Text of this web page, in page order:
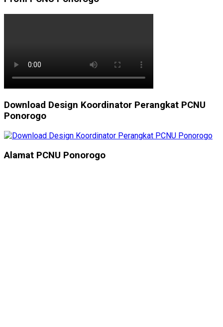
Download Design Koordinator Perangkat PCNU
Ponorogo
Alamat PCNU Ponorogo